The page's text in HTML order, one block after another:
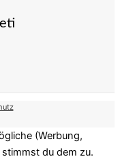
(Werbung,
du dem zu.